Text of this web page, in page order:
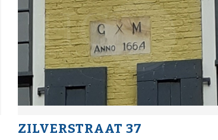
ZILVERSTRAAT 37